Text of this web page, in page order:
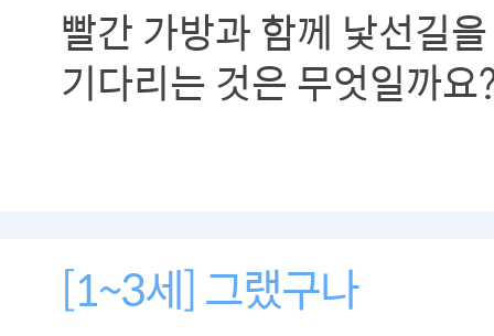
빨간 가방과 함께 낯선길
기다리는 것은 무엇일까요
[1~3세] 그랬구나